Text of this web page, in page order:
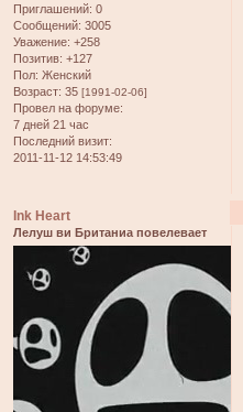
Приглашений: 0
Сообщений: 3005
Уважение: +258
Позитив: +127
Пол: Женский
Возраст: 35 [1991-02-06]
Провел на форуме:
7 дней 21 час
Последний визит:
2011-11-12 14:53:49
Ink Heart
Лелуш ви Британиа повелевает